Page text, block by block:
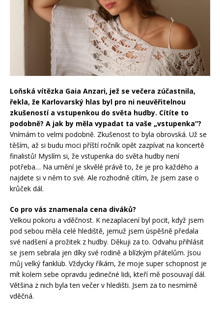
Loňská vítězka Gaia Anzari, jež se večera zúčastnila,
řekla, že Karlovarský hlas byl pro ni neuvěřitelnou
zkušeností a vstupenkou do světa hudby. Cítíte to
podobně? A jak by měla vypadat ta vaše „vstupenka“?
Vnímám to velmi podobně. Zkušenost to byla obrovská. Už se
těším, až si budu moci příští ročník opět zazpívat na koncertě
finalistů! Myslím si, že vstupenka do světa hudby není
potřeba… Na umění je skvělé právě to, že je pro každého a
najdete si v něm to své. Ale rozhodně cítím, že jsem zase o
krůček dál.
Co pro vás znamenala cena diváků?
Velkou pokoru a vděčnost. K nezaplacení byl pocit, když jsem
pod sebou měla celé hlediště, jemuž jsem úspěšně předala
své nadšení a prožitek z hudby. Děkuji za to. Odvahu přihlásit
se jsem sebrala jen díky své rodině a blízkým přátelům. Jsou
můj velký fanklub. Vždycky říkám, že moje super schopnost je
mít kolem sebe opravdu jedinečné lidi, kteří mě posouvají dál.
Většina z nich byla ten večer v hledišti. Jsem za to nesmírně
vděčná.